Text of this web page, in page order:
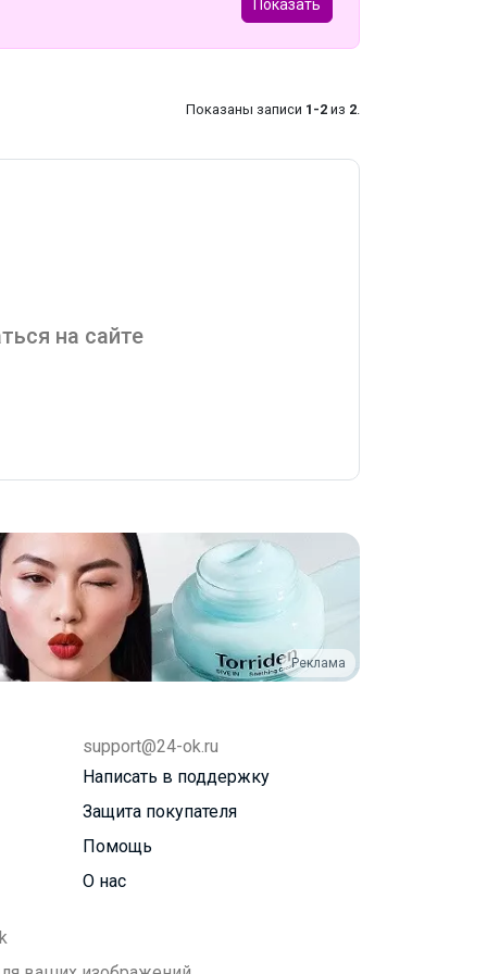
Показать
Показаны записи 1-2 из 2
на сайте
Реклама
support@24-ok.ru
Написать в поддержку
Защита покупателя
Помощь
О нас